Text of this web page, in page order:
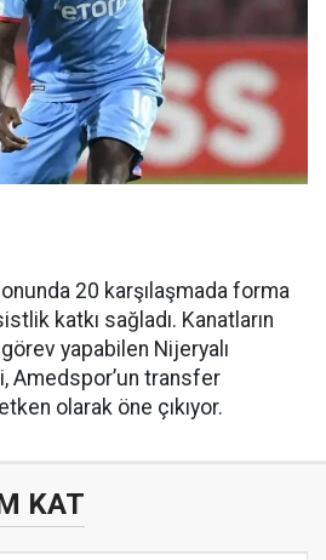
20 karşılaşmada forma
katkı sağladı. Kanatların
yapabilen Nijeryalı
Amedspor’un transfer
olarak öne çıkıyor.
KAT